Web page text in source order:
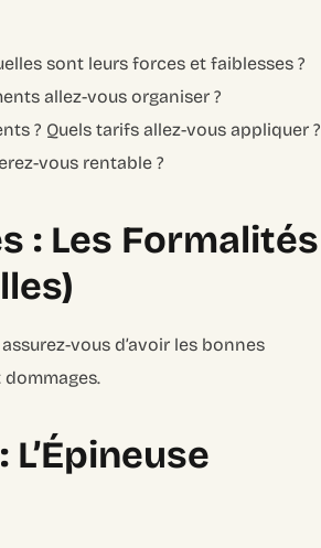
sont leurs forces et faiblesses ?
allez-vous organiser ?
? Quels tarifs allez-vous appliquer ?
vous rentable ?
: Les Formalités
vous d’avoir les bonnes